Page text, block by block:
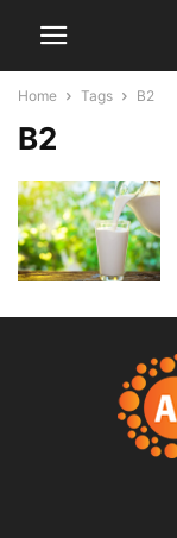
Home Tags B2
B2